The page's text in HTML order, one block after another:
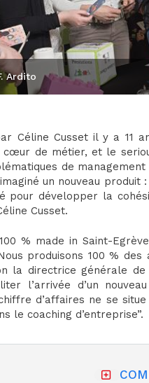
Ardito
Céline Cusset il y a 11
cœur de métier, et le
de
un nouveau produit
pour développer la
Cusset.
100 % made in Saint-
produisons 100 %
la directrice générale de
l’arrivée d’un
d’affaires ne se
le coaching d’entreprise”.